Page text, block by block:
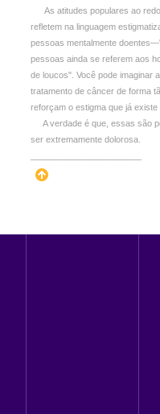
As atitudes populares ao
refletem na linguagem
pessoas mentalmente
pessoas ainda se referem aos
de loucos". Você pode imaginar
tratamento de câncer de forma
reforçam o estigma que já
A verdade é que, essas são
ser extremamente dolorosa.